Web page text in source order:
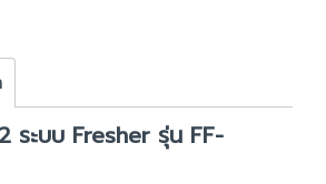
ระบบ Fresher รุ่น FF-